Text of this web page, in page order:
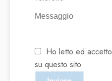
Ho letto ed accetto
su questo sito